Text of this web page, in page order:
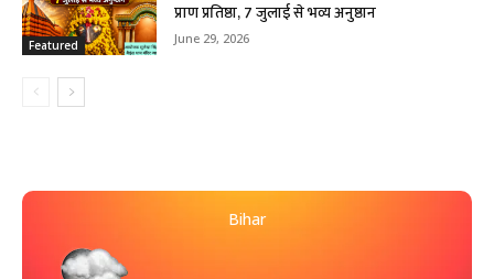
Featured
प्राण प्रतिष्ठा, 7 जुलाई से भव्य अनुष्ठान
June 29, 2026
Bihar